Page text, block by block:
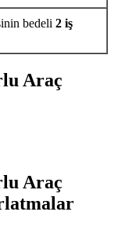
bedeli 2 iş
Araç
Araç